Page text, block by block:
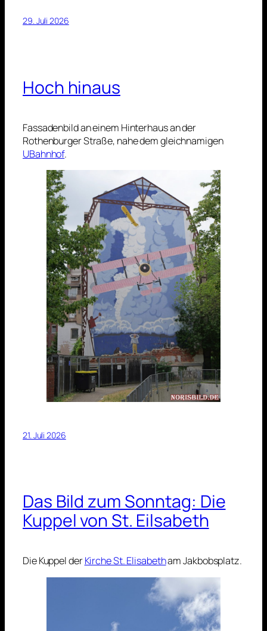
29. Juli 2026
Hoch hinaus
Fassadenbild an einem Hinterhaus an der
Rothenburger Straße, nahe dem gleichnamigen
UBahnhof.
21. Juli 2026
Das Bild zum Sonntag: Die
Kuppel von St. Eilsabeth
Die Kuppel derKirche St. Elisabetham Jakbobsplatz.